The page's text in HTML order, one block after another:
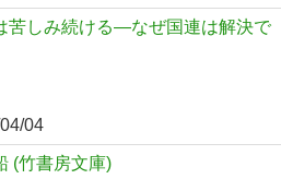
苦しみ続ける―なぜ国連は解決で
04
(竹書房文庫)